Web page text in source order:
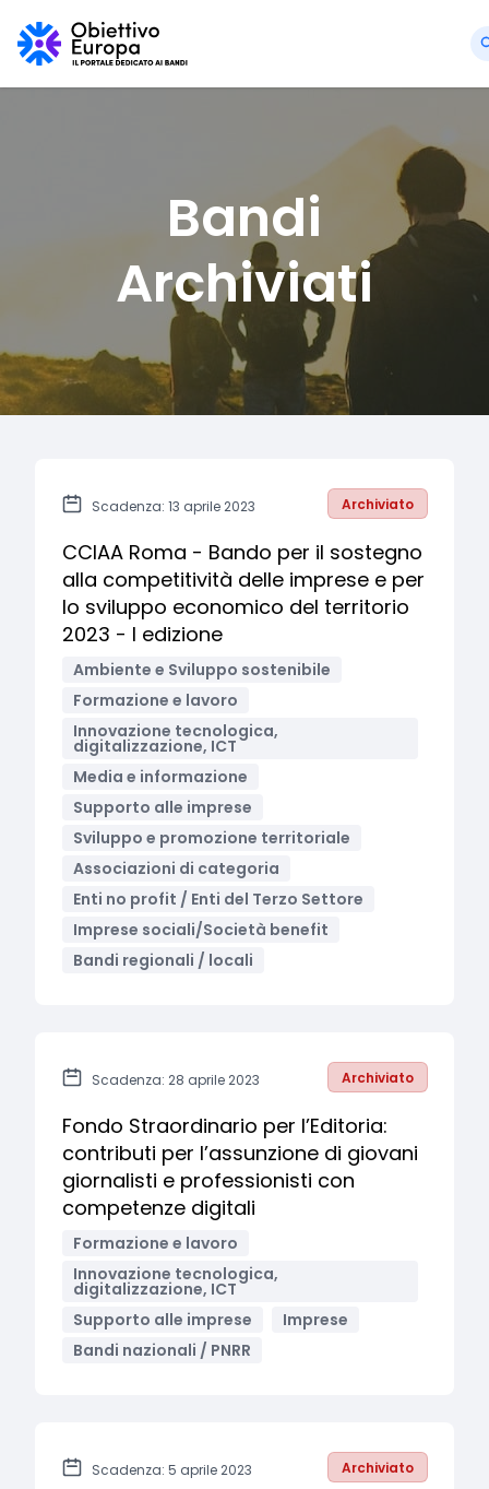
Bandi
Archiviati
Scadenza: 13 aprile 2023 Archiviato
CCIAA Roma - Bando per il sostegno
alla competitività delle imprese e per
lo sviluppo economico del territorio
2023 - I edizione
Ambiente e Sviluppo sostenibile
Formazione e lavoro
Innovazione tecnologica,
digitalizzazione, ICT
Media e informazione
Supporto alle imprese
Sviluppo e promozione territoriale
Associazioni di categoria
Enti no profit / Enti del Terzo Settore
Imprese sociali/Società benefit
Bandi regionali / locali
Scadenza: 28 aprile 2023 Archiviato
Fondo Straordinario per l’Editoria:
contributi per l’assunzione di giovani
giornalisti e professionisti con
competenze digitali
Formazione e lavoro
Innovazione tecnologica,
digitalizzazione, ICT
Supporto alle imprese
Imprese
Bandi nazionali / PNRR
Scadenza: 5 aprile 2023 Archiviato